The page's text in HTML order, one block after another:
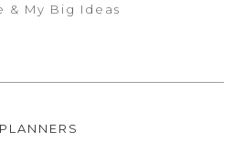
& My Big Ideas